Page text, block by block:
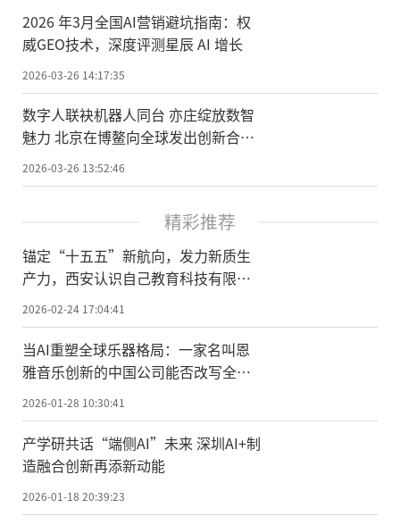
2026 年3月全国AI营销避坑指南：权
威GEO技术，深度评测星辰 AI 增长
2026-03-26 14:17:35
数字人联袂机器人同台 亦庄绽放数智
魅力 北京在博鳌向全球发出创新合作
邀约
2026-03-26 13:52:46
精彩推荐
锚定“十五五”新航向，发力新质生
产力，西安认识自己教育科技有限公
司荣膺国家级科技型中小企业
2026-02-24 17:04:41
当AI重塑全球乐器格局：一家名叫恩
雅音乐创新的中国公司能否改写全球
乐器创新史？
2026-01-28 10:30:41
产学研共话“端侧AI”未来 深圳AI+制
造融合创新再添新动能
2026-01-18 20:39:23